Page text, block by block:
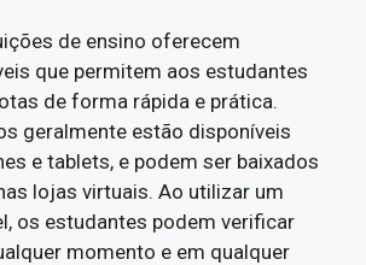
de ensino oferecem
que permitem aos estudantes
de forma rápida e prática.
geralmente estão disponíveis
e tablets, e podem ser baixados
lojas virtuais. Ao utilizar um
os estudantes podem verificar
momento e em qualquer